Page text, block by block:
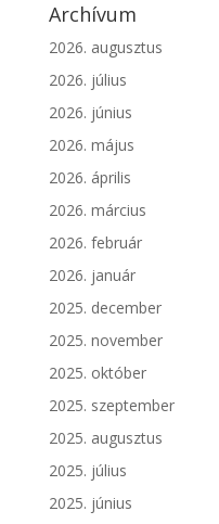
Archívum
2026. augusztus
2026. július
2026. június
2026. május
2026. április
2026. március
2026. február
2026. január
2025. december
2025. november
2025. október
2025. szeptember
2025. augusztus
2025. július
2025. június